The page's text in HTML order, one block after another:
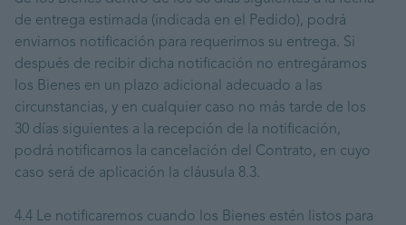
de entrega estimada (indicada en el Pedido), podrá
enviarnos notificación para requerirnos su entrega. Si
después de recibir dicha notificación no entregáramos
los Bienes en un plazo adicional adecuado a las
circunstancias, y en cualquier caso no más tarde de los
30 días siguientes a la recepción de la notificación,
podrá notificarnos la cancelación del Contrato, en cuyo
caso será de aplicación la cláusula 8.3.
4.4 Le notificaremos cuando los Bienes estén listos para